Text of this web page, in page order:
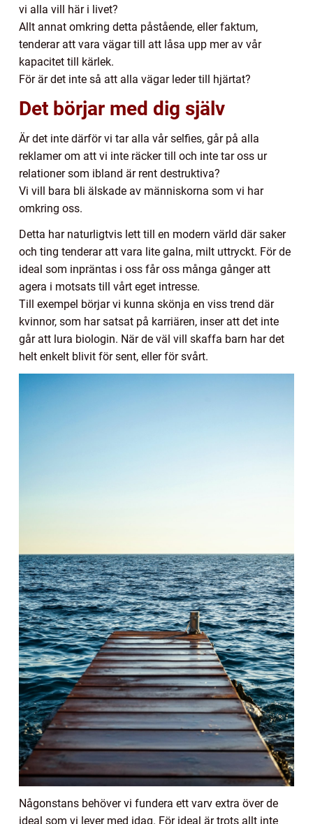
vi alla vill här i livet?
Allt annat omkring detta påstående, eller faktum,
tenderar att vara vägar till att låsa upp mer av vår
kapacitet till kärlek.
För är det inte så att alla vägar leder till hjärtat?
Det börjar med dig själv
Är det inte därför vi tar alla vår selfies, går på alla
reklamer om att vi inte räcker till och inte tar oss ur
relationer som ibland är rent destruktiva?
Vi vill bara bli älskade av människorna som vi har
omkring oss.
Detta har naturligtvis lett till en modern värld där saker
och ting tenderar att vara lite galna, milt uttryckt. För de
ideal som inpräntas i oss får oss många gånger att
agera i motsats till vårt eget intresse.
Till exempel börjar vi kunna skönja en viss trend där
kvinnor, som har satsat på karriären, inser att det inte
går att lura biologin. När de väl vill skaffa barn har det
helt enkelt blivit för sent, eller för svårt.
Någonstans behöver vi fundera ett varv extra över de
ideal som vi lever med idag. För ideal är trots allt inte